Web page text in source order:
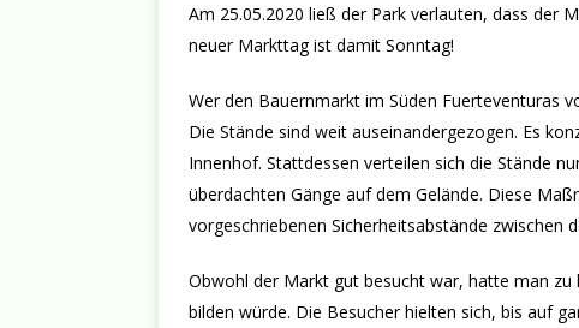
Am 25.05.2020 ließ der Park verlauten, dass der
neuer Markttag ist damit Sonntag!
Wer den Bauernmarkt im Süden Fuerteventuras
Die Stände sind weit auseinandergezogen. Es
Innenhof. Stattdessen verteilen sich die Stände
überdachten Gänge auf dem Gelände. Diese
vorgeschriebenen Sicherheitsabstände zwischen
Obwohl der Markt gut besucht war, hatte man zu
bilden würde. Die Besucher hielten sich, bis auf